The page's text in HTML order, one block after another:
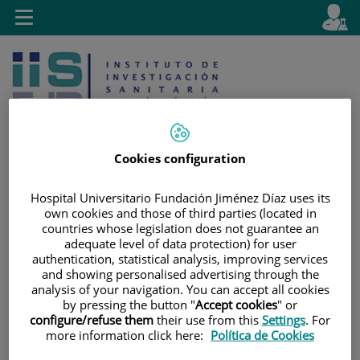
Saltar al contenido
contenido
Selector
activo
es
Buscar
Toggle
navigation
Cookies configuration
Hospital Universitario Fundación Jiménez Díaz uses its
own cookies and those of third parties (located in
countries whose legislation does not guarantee an
adequate level of data protection) for user
authentication, statistical analysis, improving services
and showing personalised advertising through the
analysis of your navigation. You can accept all cookies
by pressing the button "Accept cookies" or
configure/refuse them their use from this Settings. For
more information click here: Política de Cookies